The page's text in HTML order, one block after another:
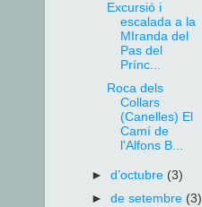
Excursió i
escalada a la
MIranda del
Pas del
Prínc...
Roca dels
Collars
(Canelles) El
Camí de
l'Alfons B...
►d’octubre (3)
►de setembre (3)